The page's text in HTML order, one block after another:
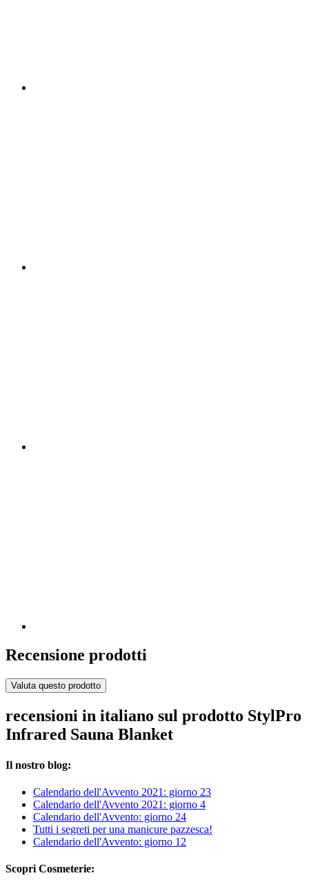
Recensione prodotti
Valuta questo prodotto
recensioni in italiano sul prodotto StylPro
Infrared Sauna Blanket
Il nostro blog:
Calendario dell'Avvento 2021: giorno 23
Calendario dell'Avvento 2021: giorno 4
Calendario dell'Avvento: giorno 24
Tutti i segreti per una manicure pazzesca!
Calendario dell'Avvento: giorno 12
Scopri Cosmeterie: